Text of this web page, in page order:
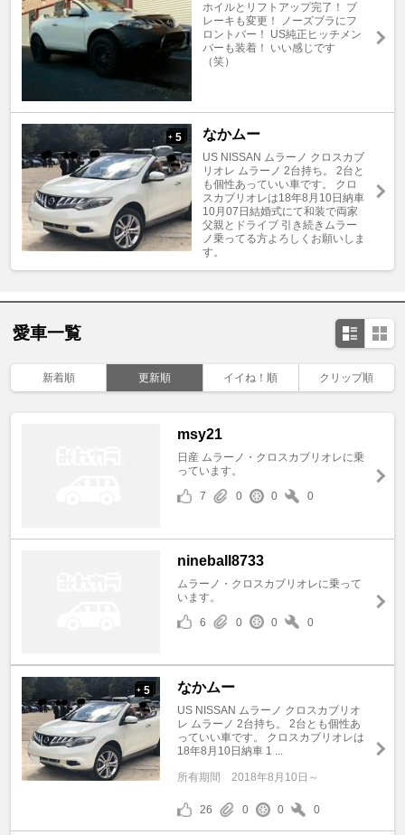
ホイルとリフトアップ完了！ ブ
レーキも変更！ ノーズブラにフ
ロントバー！ US純正ヒッチメン
バーも装着！ いい感じです
（笑）
+ 5 なかムー
US NISSAN ムラーノ クロスカブ
リオレ ムラーノ 2台持ち。 2台と
も個性あっていい車です。 クロ
スカブリオレは18年8月10日納車
10月07日結婚式にて和装で両家
父親とドライブ 引き続きムラー
ノ乗ってる方よろしくお願いしま
す。
愛車一覧
新着順 更新順 イイね！順 クリップ順
msy21
日産 ムラーノ・クロスカブリオレに乗
っています。
7
0 0 0
nineball8733
ムラーノ・クロスカブリオレに乗って
います。
6
0 0 0
+ 5 なかムー
US NISSAN ムラーノ クロスカブリオ
レ ムラーノ 2台持ち。 2台とも個性あ
っていい車です。 クロスカブリオレは
18年8月10日納車 1 ...
所有期間 2018年8月10日～
26 0 0 0